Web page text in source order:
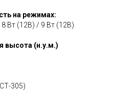
на режимах:
Вт (12В) / 9 Вт (12В)
высота (н.у.м.)
305)